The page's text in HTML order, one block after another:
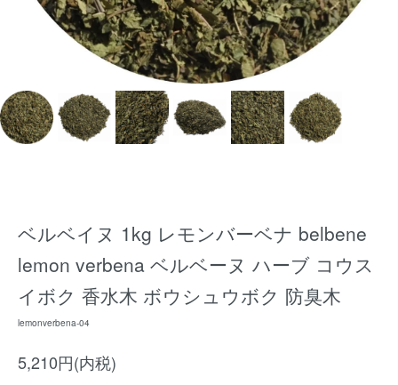
ベルベイヌ 1kg レモンバーベナ belbene
lemon verbena ベルベーヌ ハーブ コウス
イボク 香水木 ボウシュウボク 防臭木
lemonverbena-04
5,210円(内税)